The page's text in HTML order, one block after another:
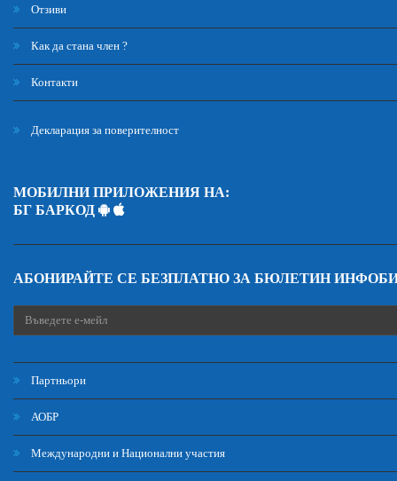
Отзиви
Как да стана член ?
Контакти
Декларация за поверителност
МОБИЛНИ ПРИЛОЖЕНИЯ НА:
БГ БАРКОД
АБОНИРАЙТЕ СЕ БЕЗПЛАТНО ЗА БЮЛЕТИН
Партньори
АОБР
Международни и Национални участия